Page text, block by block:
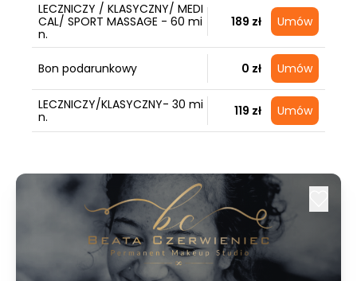
LECZNICZY / KLASYCZNY/ MEDI
CAL/ SPORT MASSAGE - 60 mi
n.
189 zł Umów
Bon podarunkowy 0 zł Umów
LECZNICZY/KLASYCZNY- 30 mi
n.
119 zł Umów